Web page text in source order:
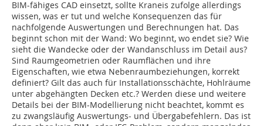
BIM-fähiges CAD einsetzt, sollte Kraneis zufolge allerdings
wissen, was er tut und welche Konsequenzen das für
nachfolgende Auswertungen und Berechnungen hat. Das
beginnt schon mit der Wand: Wo beginnt, wo endet sie? Wie
sieht die Wandecke oder der Wandanschluss im Detail aus?
Sind Raum­geometrien oder Raumflächen und ihre
Eigenschaften, wie etwa Nebenraumbeziehungen, korrekt
definiert? Gilt das auch für Installationsschächte, Hohlräume
unter abgehängten Decken etc.? Werden diese und weitere
Details bei der BIM-Modellierung nicht beachtet, kommt es
zu zwangsläufig Auswertungs‑ und Übergabefehlern. Das ist